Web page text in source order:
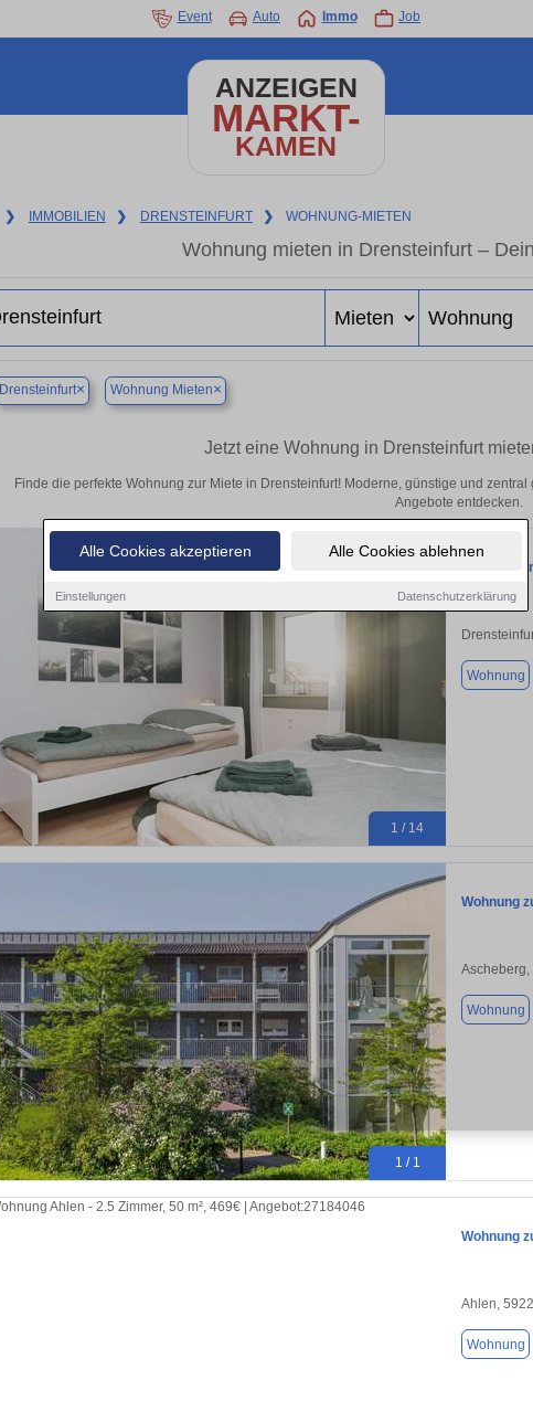
Alle Cookies akzeptieren Alle Cookies ablehnen
Einstellungen Datenschutzerklärung
Event Auto Immo Job
ANZEIGEN
MARKT-
KAMEN
❯ IMMOBILIEN ❯ DRENSTEINFURT ❯ WOHNUNG-MIETEN
Wohnung mieten in Drensteinfurt –
Drensteinfurt× Wohnung Mieten×
Jetzt eine Wohnung in Drensteinfurt
Finde die perfekte Wohnung zur Miete in Drensteinfurt! Moderne, günstige und
Angebote entdecken.
1 / 14
Voll
Wohnung
1 / 1
Wohnung
Wohnung
Wohnung
Ahlen,
Wohnung